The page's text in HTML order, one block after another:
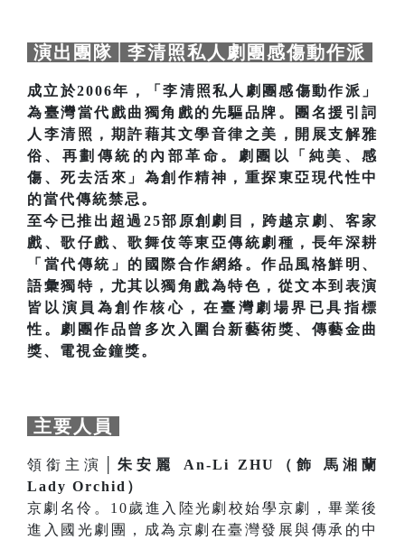
演出團隊│李清照私人劇團感傷動作派
成立於2006年，「李清照私人劇團感傷動作派」
為臺灣當代戲曲獨角戲的先驅品牌。團名援引詞
人李清照，期許藉其文學音律之美，開展支解雅
俗、再劃傳統的內部革命。劇團以「純美、感
傷、死去活來」為創作精神，重探東亞現代性中
的當代傳統禁忌。
至今已推出超過25部原創劇目，跨越京劇、客家
戲、歌仔戲、歌舞伎等東亞傳統劇種，長年深耕
「當代傳統」的國際合作網絡。作品風格鮮明、
語彙獨特，尤其以獨角戲為特色，從文本到表演
皆以演員為創作核心，在臺灣劇場界已具指標
性。劇團作品曾多次入圍台新藝術獎、傳藝金曲
獎、電視金鐘獎。
主要人員
領銜主演│
朱安麗 An-Li ZHU（飾 馬湘蘭
Lady Orchid）
京劇名伶。10歲進入陸光劇校始學京劇，畢業後
進入國光劇團，成為京劇在臺灣發展與傳承的中